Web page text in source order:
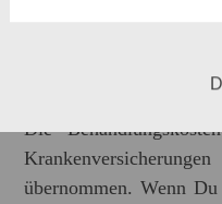
Die
übernommen. Wenn